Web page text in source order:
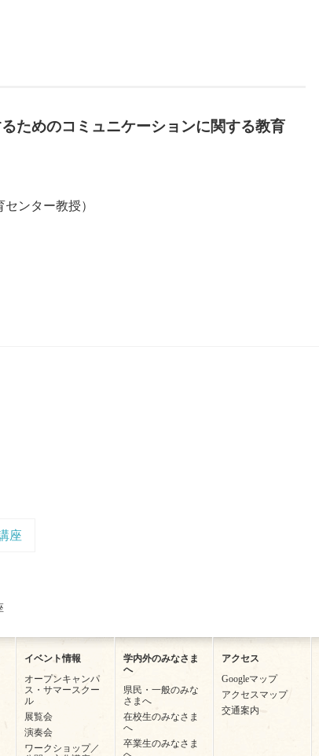
ためのコミュニケーションに関する教育
ンター教授）
座
イベント情報
オープンキャンパ
ス・サマースクー
ル
展覧会
演奏会
ワークショップ／
学内外のみなさま
へ
県民・一般のみな
さまへ
在校生のみなさま
へ
卒業生のみなさま
アクセス
Googleマップ
アクセスマップ
交通案内